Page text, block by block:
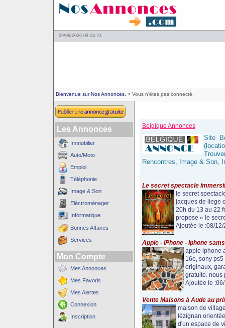
09/08/2026 08:04:23
Bienvenue sur Nos Annonces. > Vous n'êtes pas connecté.
Les Annonces
Immobilier
Auto/Moto
Emploi
Téléphonie
Image & Son
Eléctroménager
Informatique
Bonnes Affaires
Services
Mon Compte
Mes Annonces
Mes Favoris
Mes Alertes
Connexion
Inscription
Belgique Annonces
Site
Rencontres, Image & Son,
Le secret spectacle
le secret
jacques de liege
20h du 13 au 22
propose « le
Ajoutée le :08/12/
Apple - iPhone - Iphone
apple iphone
16e, sony
originaux,
gratuite. nous
Ajoutée le
Vente Maisons à Aude au
maison de
lézignan
d'un espace de